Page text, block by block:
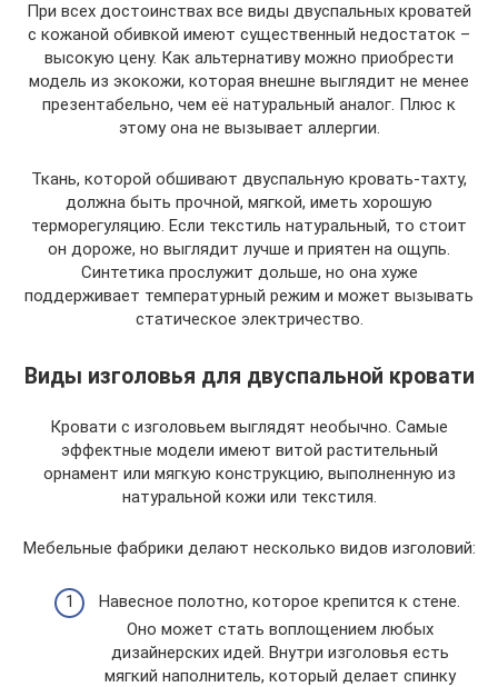
При всех достоинствах все виды двуспальных кроватей
с кожаной обивкой имеют существенный недостаток –
высокую цену. Как альтернативу можно приобрести
модель из экокожи, которая внешне выглядит не менее
презентабельно, чем её натуральный аналог. Плюс к
этому она не вызывает аллергии.
Ткань, которой обшивают двуспальную кровать-тахту,
должна быть прочной, мягкой, иметь хорошую
терморегуляцию. Если текстиль натуральный, то стоит
он дороже, но выглядит лучше и приятен на ощупь.
Синтетика прослужит дольше, но она хуже
поддерживает температурный режим и может вызывать
статическое электричество.
Виды изголовья для двуспальной кровати
Кровати с изголовьем выглядят необычно. Самые
эффектные модели имеют витой растительный
орнамент или мягкую конструкцию, выполненную из
натуральной кожи или текстиля.
Мебельные фабрики делают несколько видов изголовий:
Навесное полотно, которое крепится к стене.
Оно может стать воплощением любых
дизайнерских идей. Внутри изголовья есть
мягкий наполнитель, который делает спинку